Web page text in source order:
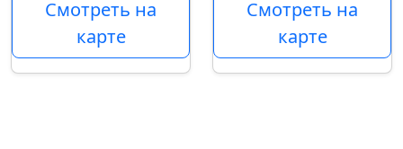
Смотреть на
карте
Смотреть на
карте